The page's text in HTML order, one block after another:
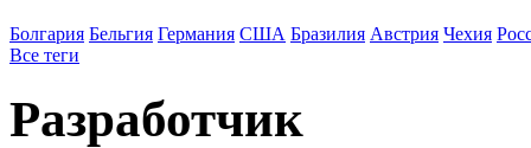
Болгария Бельгия Германия США Бразилия Австрия Чехия
Все теги
Разработчик